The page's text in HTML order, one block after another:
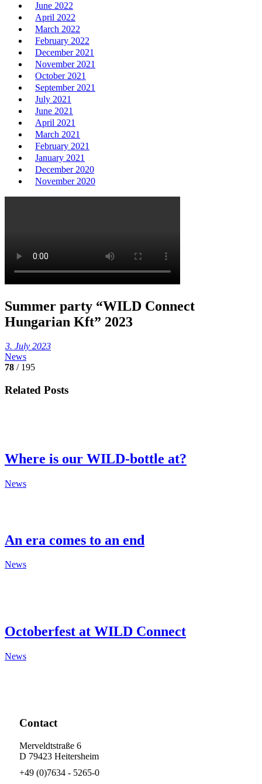
Summer party “WILD Connect
Hungarian Kft” 2023
3. July 2023
News
78 / 195
Related Posts
Where is our WILD-bottle at?
News
An era comes to an end
News
Octoberfest at WILD Connect
News
June 2022
April 2022
March 2022
February 2022
December 2021
November 2021
October 2021
September 2021
July 2021
June 2021
April 2021
March 2021
February 2021
January 2021
December 2020
November 2020
Contact
Merveldtstraße 6
D 79423 Heitersheim
+49 (0)7634 - 5265-0